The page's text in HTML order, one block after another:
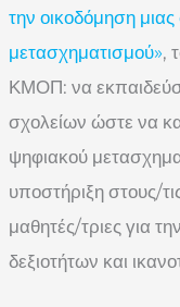
την οικοδόμηση
μετασχηματισμού»,
ΚΜΟΠ: να
σχολείων ώστε να
ψηφιακού
υποστήριξη στους/
μαθητές/τριες για
δεξιοτήτων και